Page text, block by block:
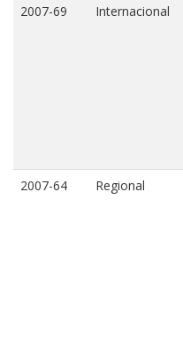
2007-69 Internacional
2007-64 Regional